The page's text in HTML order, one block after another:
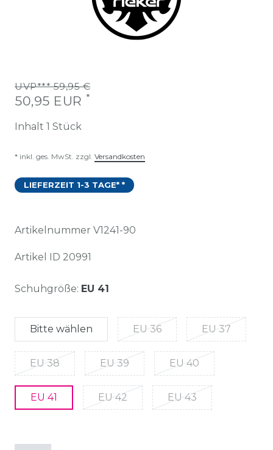
UVP*** 59,95 €
50,95 EUR *
Inhalt 1 Stück
* inkl. ges. MwSt. zzgl. Versandkosten
LIEFERZEIT 1-3 TAGE* *
Artikelnummer V1241-90
Artikel ID 20991
Schuhgröße: EU 41
Bitte wählen EU 36 EU 37
EU 38 EU 39 EU 40
EU 41 EU 42 EU 43